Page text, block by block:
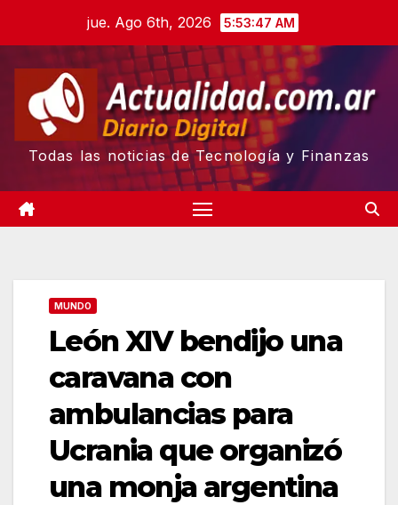
content
jue. Ago 6th, 2026 5:53:48 AM
Todas las noticias de Tecnología y Finanzas
MUNDO
León XIV bendijo una
caravana con
ambulancias para
Ucrania que organizó
una monja argentina